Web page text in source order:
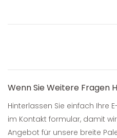
Wenn Sie Weitere Fragen
Hinterlassen Sie einfach Ihre
im Kontakt formular, damit
Angebot für unsere breite